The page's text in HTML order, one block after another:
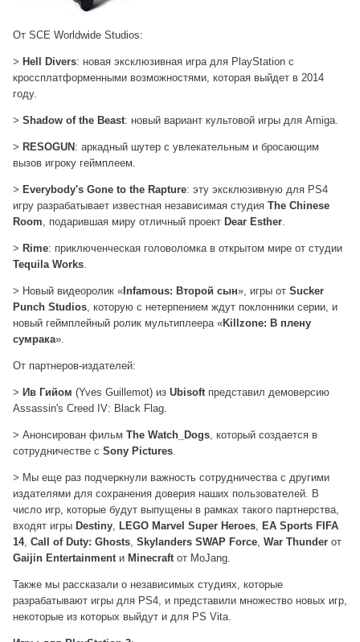
От SCE Worldwide Studios:
> Hell Divers: новая эксклюзивная игра для PlayStation с
кроссплатформенными возможностями, которая выйдет в 2014
году.
> Shadow of the Beast: новый вариант культовой игры для Amiga.
> RESOGUN : аркадный шутер с увлекательным и бросающим
вызов игроку геймплеем.
> Everybody's Gone to the Rapture: эту эксклюзивную для PS4
игру разрабатывает известная независимая студия The Chinese
Room , подарившая миру отличный проект Dear Esther
> Rime: приключенческая головоломка в открытом мире от студии
Tequila Works
> Новый видеоролик « Infamous: Второй сын», игры от Sucker
Punch Studios , которую с нетерпением ждут поклонники серии, и
новый геймплейный ролик мультиплеера «Killzone: В плену
сумрака».
От партнеров-издателей:
> Ив Гийом (Yves Guillemot) из Ubisoft представил демоверсию
Assassin's Creed IV: Black Flag.
> Анонсирован фильм The Watch_Dogs , который создается в
сотрудничестве с Sony Pictures
> Мы еще раз подчеркнули важность сотрудничества с другими
издателями для сохранения доверия наших пользователей. В
число игр, которые будут выпущены в рамках такого партнерства,
входят игры Destiny LEGO Marvel Super Heroes
EA Sports FIFA
14, Call of Duty: Ghosts Skylanders SWAP Force War Thunder от
Gaijin Entertainment и Minecraft от MoJang.
Также мы рассказали о независимых студиях, которые
разрабатывают игры для PS4, и представили множество новых игр,
некоторые из которых выйдут и для PS Vita.